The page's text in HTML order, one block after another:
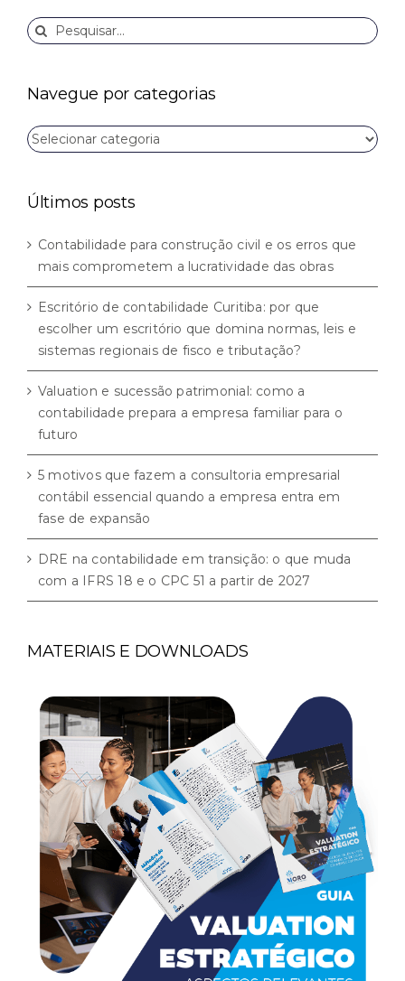
Buscar
resultados
Navegue por categorias
Navegue
por
Últimos posts
Contabilidade para construção civil e os erros que
mais comprometem a lucratividade das obras
Escritório de contabilidade Curitiba: por que
escolher um escritório que domina normas, leis e
sistemas regionais de fisco e tributação?
Valuation e sucessão patrimonial: como a
contabilidade prepara a empresa familiar para o
futuro
5 motivos que fazem a consultoria empresarial
contábil essencial quando a empresa entra em
fase de expansão
DRE na contabilidade em transição: o que muda
com a IFRS 18 e o CPC 51 a partir de 2027
MATERIAIS E DOWNLOADS